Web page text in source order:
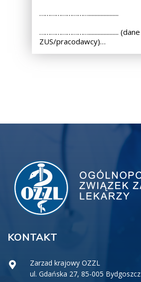
………………………....................
……………………….................... (dane
ZUS/pracodawcy)…
KONTAKT
Zarzad krajowy OZZL
ul. Gdańska 27, 85-005 Bydgoszcz